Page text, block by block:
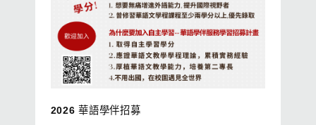
2026 華語學伴招募